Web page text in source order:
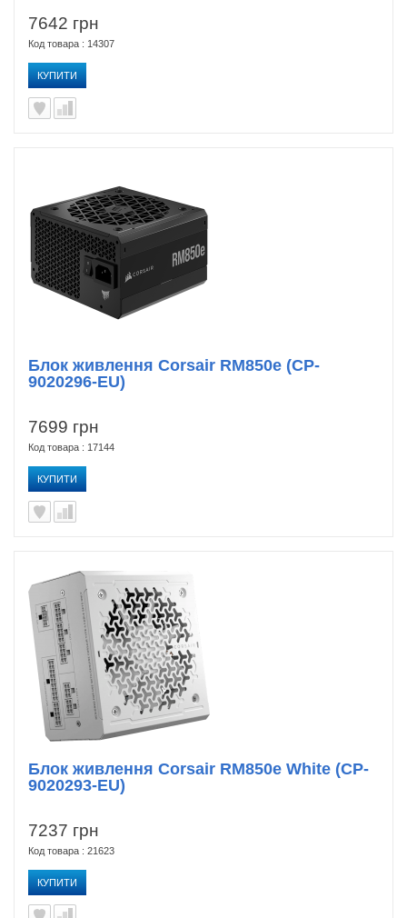
7642 грн
Код товара : 14307
КУПИТИ
7699 грн
Код товара : 17144
КУПИТИ
Блок живлення Corsair RM850e (CP-
9020296-EU)
7237 грн
Код товара : 21623
КУПИТИ
Блок живлення Corsair RM850e White (CP-
9020293-EU)